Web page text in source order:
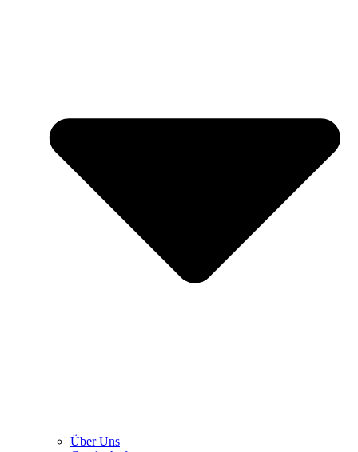
Über Uns